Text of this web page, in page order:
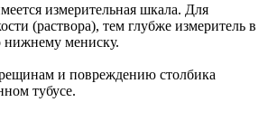
измерительная шкала. Для
(раствора), тем глубже измеритель в
нижнему мениску.
и повреждению столбика
тубусе.